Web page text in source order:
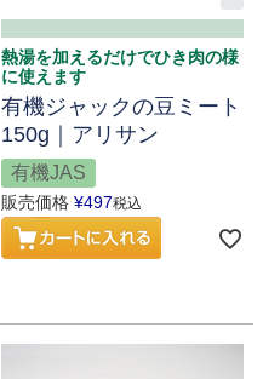
熱湯を加えるだけでひき肉の様
に使えます
有機ジャックの豆ミート
150g｜アリサン
有機JAS
販売価格 ¥497税込